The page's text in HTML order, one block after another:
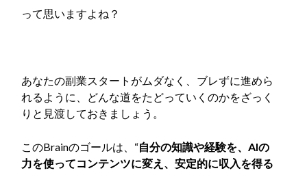
って思いますよね？
あなたの副業スタートがムダなく、ブレずに進めら
れるように、どんな道をたどっていくのかをざっく
りと見渡しておきましょう。
このBrainのゴールは、“自分の知識や経験を、AIの
力を使ってコンテンツに変え、安定的に収入を得る